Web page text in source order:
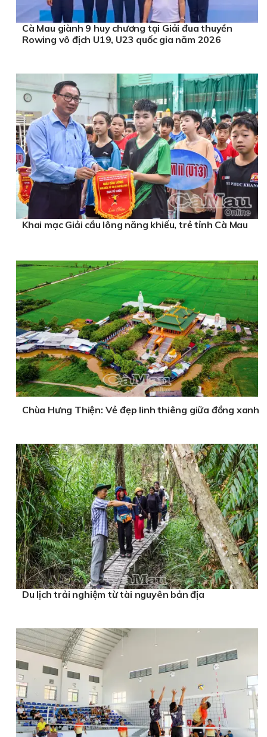
Cà Mau giành 9 huy chương tại Giải đua thuyền
Rowing vô địch U19, U23 quốc gia năm 2026
Khai mạc Giải cầu lông năng khiếu, trẻ tỉnh Cà Mau
Chùa Hưng Thiện: Vẻ đẹp linh thiêng giữa đồng xanh
Du lịch trải nghiệm từ tài nguyên bản địa